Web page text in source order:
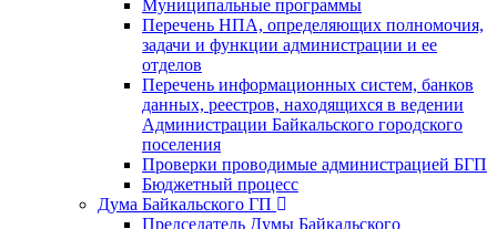
Муниципальные программы
Перечень НПА, определяющих полномочия,
задачи и функции администрации и ее
отделов
Перечень информационных систем, банков
данных, реестров, находящихся в ведении
Администрации Байкальского городского
поселения
Проверки проводимые администрацией БГП
Бюджетный процесс
Дума Байкальского ГП
Председатель Думы Байкальского